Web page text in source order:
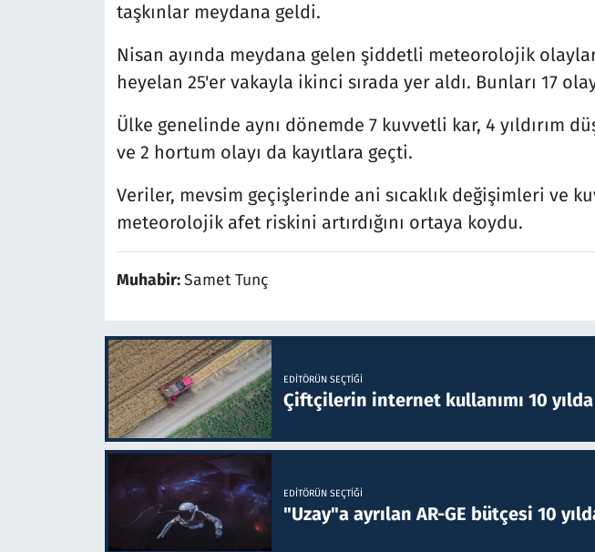
taşkınlar meydana geldi.
Nisan ayında meydana gelen şiddetli meteorolojik
heyelan 25'er vakayla ikinci sırada yer aldı. Bunları 17
Ülke genelinde aynı dönemde 7 kuvvetli kar, 4 yıldırım
ve 2 hortum olayı da kayıtlara geçti.
Veriler, mevsim geçişlerinde ani sıcaklık değişimleri ve
meteorolojik afet riskini artırdığını ortaya koydu.
Muhabir:Samet Tunç
EDITÖRÜN SEÇTIĞI
Çiftçilerin internet kullanımı 10 yılda
EDITÖRÜN SEÇTIĞI
"Uzay"a ayrılan AR-GE bütçesi 10